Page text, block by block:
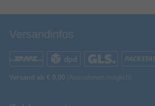
Versandinfos
Versand ab € 0,00 (Ausnahmen möglich)